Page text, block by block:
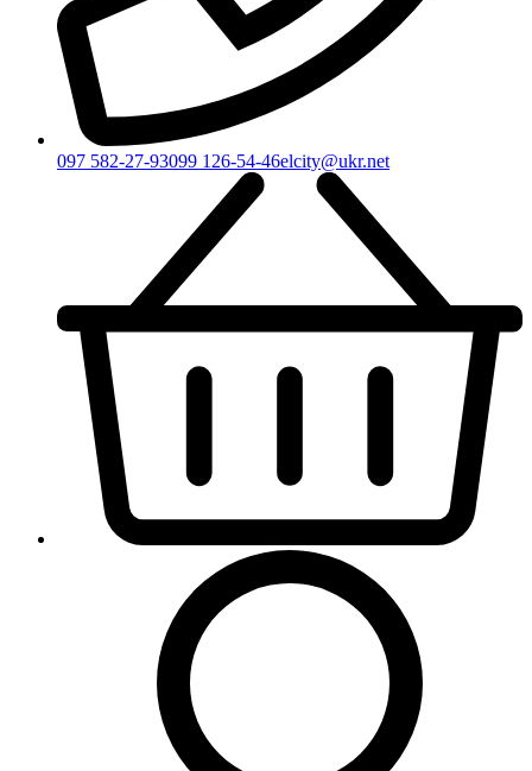
097 582-27-93099 126-54-46elcity@ukr.net